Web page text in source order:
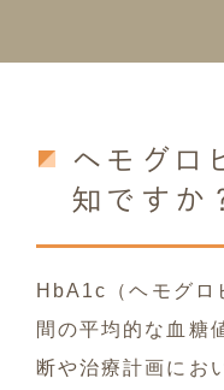
ヘモグロ
知ですか
HbA1c （ヘモグロ
間の平均的な血糖
断や治療計画にお